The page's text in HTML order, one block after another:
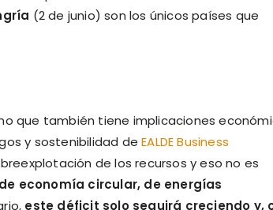
(2 de junio) son los únicos países que
que también tiene implicaciones
y sostenibilidad deEALDE Business
de los recursos y eso no es
economía circular, de energías
este déficit solo seguirá creciendo y,